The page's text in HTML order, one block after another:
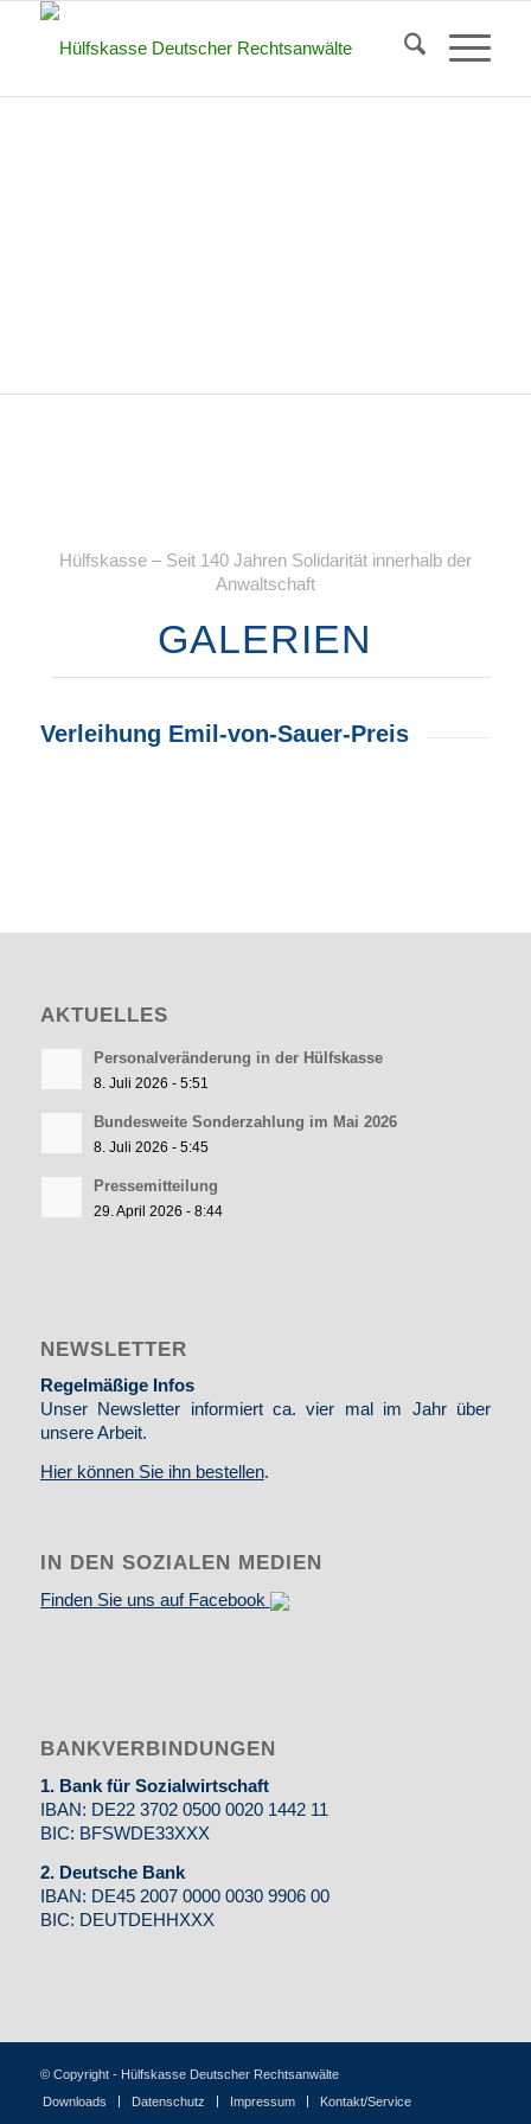
Hülfskasse – Seit 140 Jahren Solidarität innerhalb der
Anwaltschaft
GALERIEN
Verleihung Emil-von-Sauer-Preis
AKTUELLES
Personalveränderung in der Hülfskasse
8. Juli 2026 - 5:51
Bundesweite Sonderzahlung im Mai 2026
8. Juli 2026 - 5:45
Pressemitteilung
29. April 2026 - 8:44
NEWSLETTER
Regelmäßige Infos
Unser Newsletter informiert ca. vier mal im Jahr über
unsere Arbeit.
Hier können Sie ihn bestellen.
IN DEN SOZIALEN MEDIEN
Finden Sie uns auf Facebook
BANKVERBINDUNGEN
1. Bank für Sozialwirtschaft
IBAN: DE22 3702 0500 0020 1442 11
BIC: BFSWDE33XXX
2. Deutsche Bank
IBAN: DE45 2007 0000 0030 9906 00
BIC: DEUTDEHHXXX
© Copyright - Hülfskasse Deutscher Rechtsanwälte
Downloads
Datenschutz Impressum Kontakt/Service